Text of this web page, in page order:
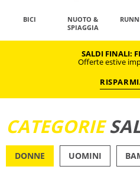
BICI
NUOTO &
SPIAGGIA
SALDI FINALI:
Offerte estive
CATEGORIE
DONNE UOMINI